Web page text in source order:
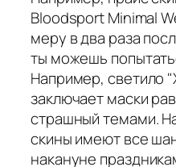
Bloodsport Minimal
меру в два раза
ты можешь
Например, светило
заключает маски
страшный темами.
скины имеют все
накануне